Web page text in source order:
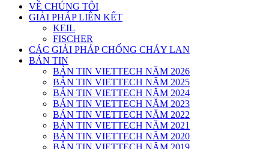
VỀ CHÚNG TÔI
GIẢI PHÁP LIÊN KẾT
KEIL
FISCHER
CÁC GIẢI PHÁP CHỐNG CHÁY LAN
BẢN TIN
BẢN TIN VIETTECH NĂM 2026
BẢN TIN VIETTECH NĂM 2025
BẢN TIN VIETTECH NĂM 2024
BẢN TIN VIETTECH NĂM 2023
BẢN TIN VIETTECH NĂM 2022
BẢN TIN VIETTECH NĂM 2021
BẢN TIN VIETTECH NĂM 2020
BẢN TIN VIETTECH NĂM 2019